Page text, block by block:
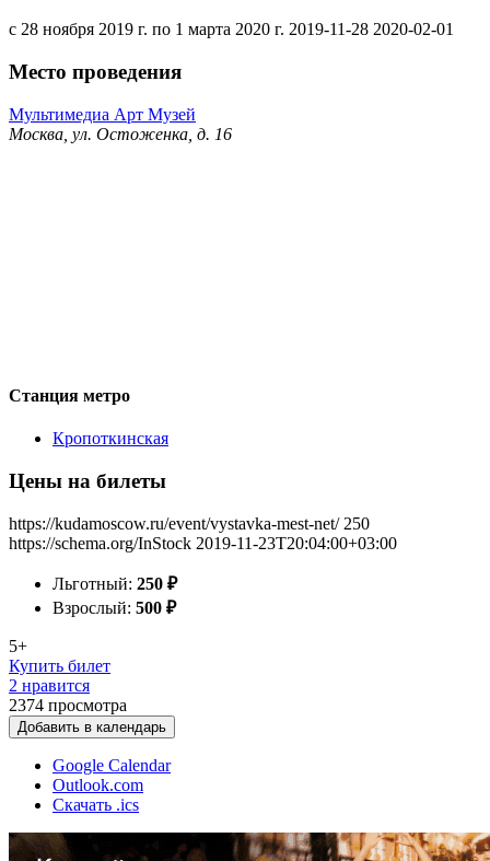
с 28 ноября 2019 г. по 1 марта 2020 г. 2019-11-28 2020-02-01
Место проведения
Мультимедиа Арт Музей
Москва, ул. Остоженка, д. 16
Станция метро
Кропоткинская
Цены на билеты
https://kudamoscow.ru/event/vystavka-mest-net/ 250
https://schema.org/InStock 2019-11-23T20:04:00+03:00
Льготный: 250 ₽
Взрослый: 500 ₽
5+
Купить билет
2 нравится
2374 просмотра
Добавить в календарь
Google Calendar
Outlook.com
Скачать .ics